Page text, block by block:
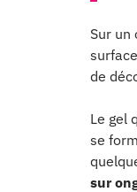
Sur
de
Le gel
se
sur